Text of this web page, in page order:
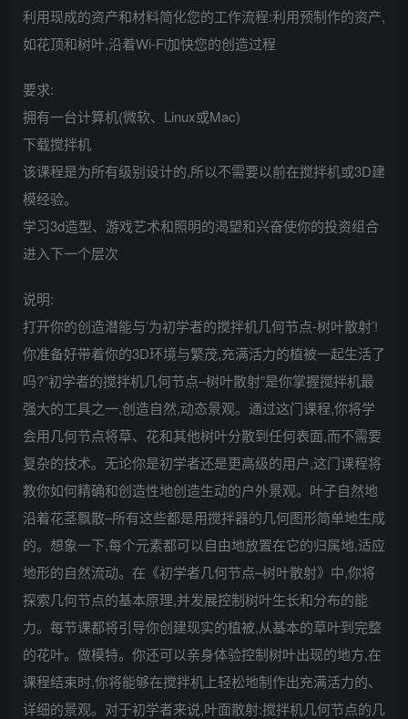
利用现成的资产和材料简化您的工作流程:利用预制作的资产,
如花顶和树叶,沿着Wi-Fi加快您的创造过程
要求:
拥有一台计算机(微软、Linux或Mac)
下载搅拌机
该课程是为所有级别设计的,所以不需要以前在搅拌机或3D建
模经验。
学习3d造型、游戏艺术和照明的渴望和兴奋使你的投资组合
进入下一个层次
说明:
打开你的创造潜能与’为初学者的搅拌机几何节点-树叶散射’!
你准备好带着你的3D环境与繁茂,充满活力的植被一起生活了
吗?”初学者的搅拌机几何节点–树叶散射”是你掌握搅拌机最
强大的工具之一,创造自然,动态景观。通过这门课程,你将学
会用几何节点将草、花和其他树叶分散到任何表面,而不需要
复杂的技术。无论你是初学者还是更高级的用户,这门课程将
教你如何精确和创造性地创造生动的户外景观。叶子自然地
沿着花茎飘散–所有这些都是用搅拌器的几何图形简单地生成
的。想象一下,每个元素都可以自由地放置在它的归属地,适应
地形的自然流动。在《初学者几何节点–树叶散射》中,你将
探索几何节点的基本原理,并发展控制树叶生长和分布的能
力。每节课都将引导你创建现实的植被,从基本的草叶到完整
的花叶。做模特。你还可以亲身体验控制树叶出现的地方,在
课程结束时,你将能够在搅拌机上轻松地制作出充满活力的、
详细的景观。对于初学者来说,叶面散射:搅拌机几何节点的几